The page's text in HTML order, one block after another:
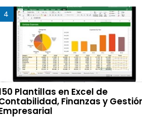
Plantillas en Excel de
Finanzas y